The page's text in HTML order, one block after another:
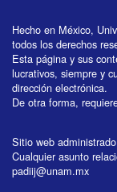
Hecho en México,
todos los derechos
Esta página y sus
lucrativos, siempre y
dirección electrónica.
De otra forma,
Sitio web
Cualquier asunto
padiij@unam.mx